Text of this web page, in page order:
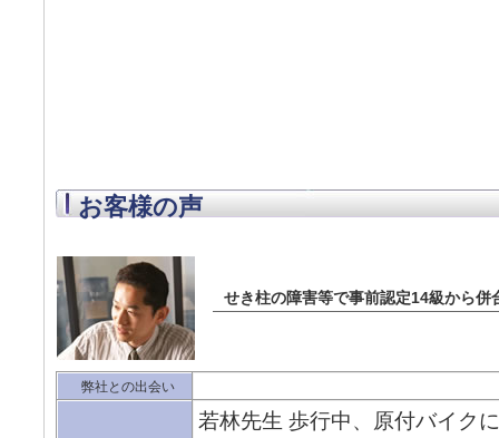
お客様の声
せき柱の障害等で事前認定14級から
弊社との出会い
若林先生 歩行中、原付バイク